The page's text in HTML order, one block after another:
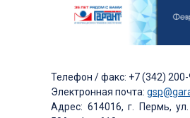
Телефон / факс: +7 (342)
Электронная почта:
Адрес: 614016, г. Пермь,